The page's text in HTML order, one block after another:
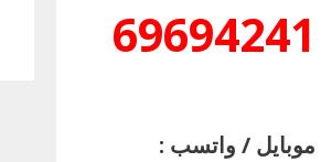
69694241
موبايل / واتسب :